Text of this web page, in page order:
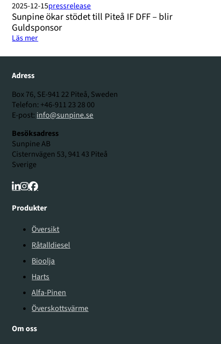
2025-12-15pressrelease
Sunpine ökar stödet till Piteå IF DFF – blir
Guldsponsor
Läs mer
Adress
Box 76, SE-941 22 Piteå, Sweden
Telefon: +46-911 23 28 00
E-post: info@sunpine.se
Besöksadress
Sunpine AB
Cisternvägen 53, 941 43 Piteå
Sverige
Produkter
Översikt
Råtalldiesel
Bioolja
Harts
Alfa-Pinen
Överskottsvärme
Om oss